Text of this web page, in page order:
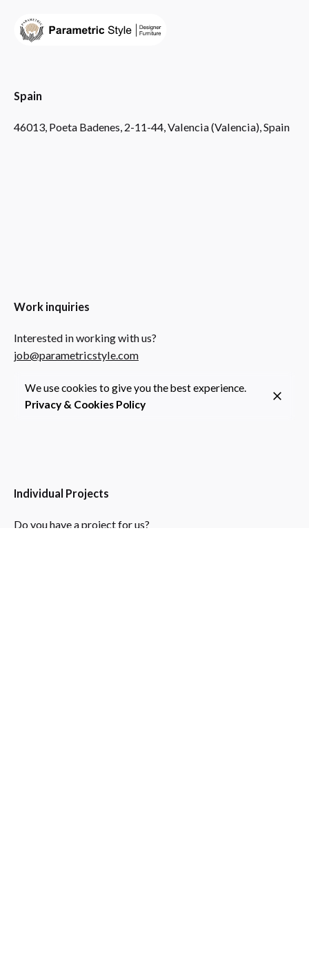
Spain
46013, Poeta Badenes, 2-11-44, Valencia (Valencia), Spain
Work inquiries
Interested in working with us?
job@parametricstyle.com
Individual Projects
Do you have a project for us?
We use cookies to give you the best experience.
Privacy & Cookies Policy